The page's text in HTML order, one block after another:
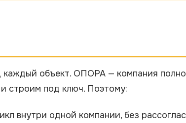
объект. ОПОРА — компания
строим под ключ. Поэтому:
внутри одной компании, без